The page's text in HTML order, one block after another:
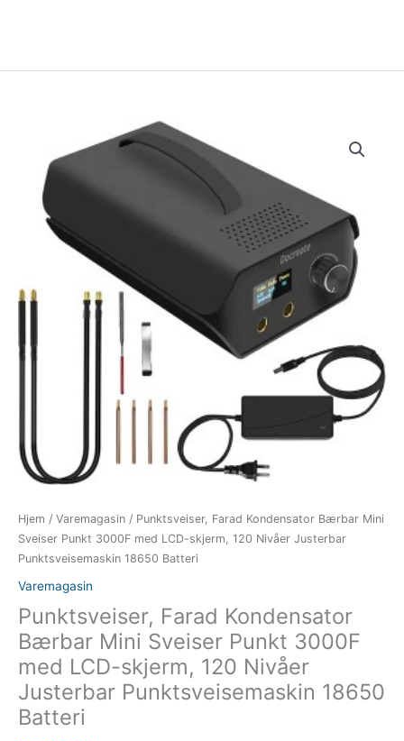
Hjem / Varemagasin / Punktsveiser, Farad Kondensator Bærbar Mini
Sveiser Punkt 3000F med LCD-skjerm, 120 Nivåer Justerbar
Punktsveisemaskin 18650 Batteri
Varemagasin
Punktsveiser, Farad Kondensator
Bærbar Mini Sveiser Punkt 3000F
med LCD-skjerm, 120 Nivåer
Justerbar Punktsveisemaskin 18650
Batteri